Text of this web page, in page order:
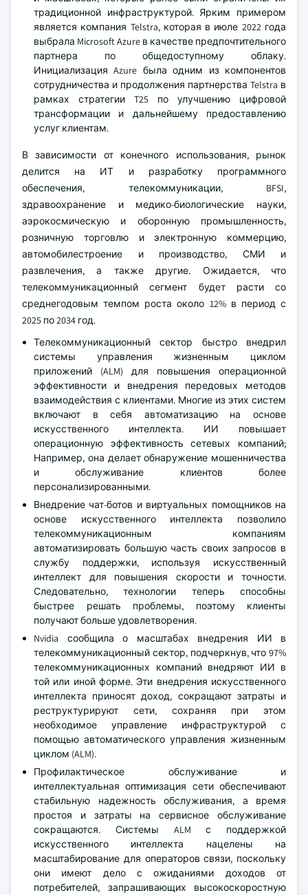
традиционной инфраструктурой. Ярким примером
является компания Telstra, которая в июле 2022 года
выбрала Microsoft Azure в качестве предпочтительного
партнера по общедоступному облаку.
Инициализация Azure была одним из компонентов
сотрудничества и продолжения партнерства Telstra в
рамках стратегии T25 по улучшению цифровой
трансформации и дальнейшему предоставлению
услуг клиентам.
В зависимости от конечного использования, рынок
делится на ИТ и разработку программного
обеспечения, телекоммуникации, BFSI,
здравоохранение и медико-биологические науки,
аэрокосмическую и оборонную промышленность,
розничную торговлю и электронную коммерцию,
автомобилестроение и производство, СМИ и
развлечения, а также другие. Ожидается, что
телекоммуникационный сегмент будет расти со
среднегодовым темпом роста около 12% в период с
2025 по 2034 год.
Телекоммуникационный сектор быстро внедрил
системы управления жизненным циклом
приложений (ALM) для повышения операционной
эффективности и внедрения передовых методов
взаимодействия с клиентами. Многие из этих систем
включают в себя автоматизацию на основе
искусственного интеллекта. ИИ повышает
операционную эффективность сетевых компаний;
Например, она делает обнаружение мошенничества
и обслуживание клиентов более
персонализированными.
Внедрение чат-ботов и виртуальных помощников на
основе искусственного интеллекта позволило
телекоммуникационным компаниям
автоматизировать большую часть своих запросов в
службу поддержки, используя искусственный
интеллект для повышения скорости и точности.
Следовательно, технологии теперь способны
быстрее решать проблемы, поэтому клиенты
получают больше удовлетворения.
Nvidia сообщила о масштабах внедрения ИИ в
телекоммуникационный сектор, подчеркнув, что 97%
телекоммуникационных компаний внедряют ИИ в
той или иной форме. Эти внедрения искусственного
интеллекта приносят доход, сокращают затраты и
реструктурируют сети, сохраняя при этом
необходимое управление инфраструктурой с
помощью автоматического управления жизненным
циклом (ALM).
Профилактическое обслуживание и
интеллектуальная оптимизация сети обеспечивают
стабильную надежность обслуживания, а время
простоя и затраты на сервисное обслуживание
сокращаются. Системы ALM с поддержкой
искусственного интеллекта нацелены на
масштабирование для операторов связи, поскольку
они имеют дело с ожиданиями доходов от
потребителей, запрашивающих высокоскоростную